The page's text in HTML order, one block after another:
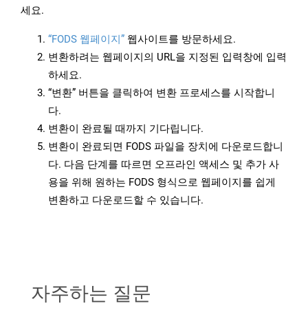
세요.
“FODS 웹페이지” 웹사이트를 방문하세요.
변환하려는 웹페이지의 URL을 지정된 입력창에 입력
하세요.
“변환” 버튼을 클릭하여 변환 프로세스를 시작합니
다.
변환이 완료될 때까지 기다립니다.
변환이 완료되면 FODS 파일을 장치에 다운로드합니
다. 다음 단계를 따르면 오프라인 액세스 및 추가 사
용을 위해 원하는 FODS 형식으로 웹페이지를 쉽게
변환하고 다운로드할 수 있습니다.
자주하는 질문